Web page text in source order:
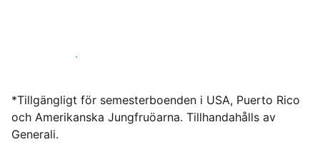
Hyr ut hos oss idag
*Tillgängligt för semesterboenden i USA, Puerto Rico
och Amerikanska Jungfruöarna. Tillhandahålls av
Generali.